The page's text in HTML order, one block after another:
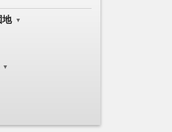
地